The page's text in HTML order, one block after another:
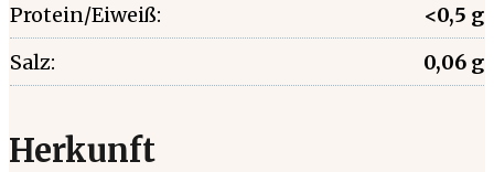
Protein/Eiweiß:
<0,5 g
Salz:
0,06 g
Herkunft